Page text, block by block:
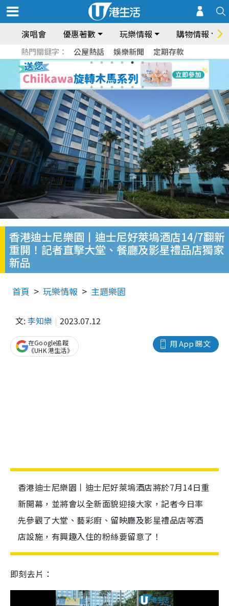
演唱會 優惠著數 玩樂情報 購物情報
熱門關鍵字： 公屋熱話 娛樂新聞 定期存款
香港迪士尼樂園丨迪士尼好萊塢酒店14/7翻新
重開！記者直擊大堂、餐廳及影星禮品店獨家
新品
首頁 玩樂情報 主題樂園
文: 李知樂 2023.07.12
用 App 睇文
在Google追蹤
《UHK 港生活》
香港迪士尼樂園丨迪士尼好萊塢酒店將於7月14日重
新開幕，並將會以全新面貌迎接大家，記者今日率
先參觀了大堂、藝彩廚、留映廳及影星禮品店等酒
店設施，有興趣入住的粉絲要留意了！
即刻去片：